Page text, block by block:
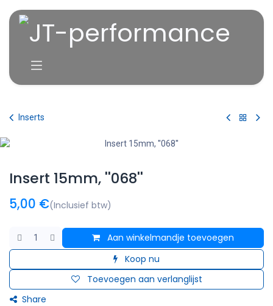
Inserts
Insert 15mm, ''068''
5,00 €(Inclusief btw)
Aan winkelmandje toevoegen
Koop nu
Toevoegen aan verlanglijst
Share